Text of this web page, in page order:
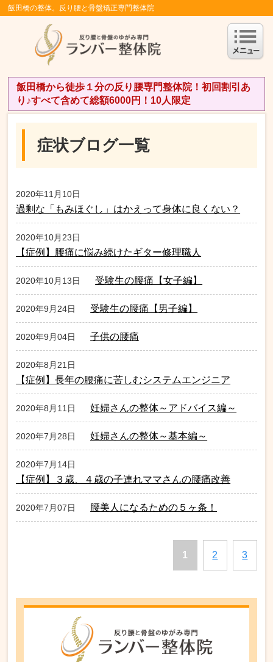
飯田橋の整体。反り腰と骨盤矯正専門整体院
飯田橋から徒歩１分の反り腰専門整体院！初回割引あ
り♪すべて含めて総額6000円！10人限定
症状ブログ一覧
2020年11月10日
過剰な「もみほぐし」はかえって身体に良くない？
2020年10月23日
【症例】腰痛に悩み続けたギター修理職人
2020年10月13日 受験生の腰痛【女子編】
2020年9月24日 受験生の腰痛【男子編】
2020年9月04日 子供の腰痛
2020年8月21日
【症例】長年の腰痛に苦しむシステムエンジニア
2020年8月11日 妊婦さんの整体～アドバイス編～
2020年7月28日 妊婦さんの整体～基本編～
2020年7月14日
【症例】３歳、４歳の子連れママさんの腰痛改善
2020年7月07日 腰美人になるための５ヶ条！
1 2 3